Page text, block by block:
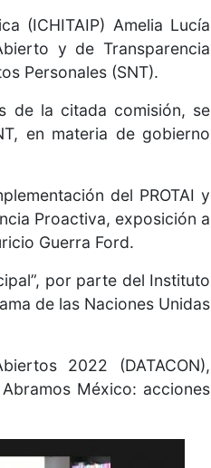
(ICHITAIP) Amelia Lucía
y de Transparencia
Personales (SNT).
de la citada comisión, se
en materia de gobierno
del PROTAI y
Proactiva, exposición a
Guerra Ford.
por parte del Instituto
de las Naciones Unidas
2022 (DATACON),
México: acciones